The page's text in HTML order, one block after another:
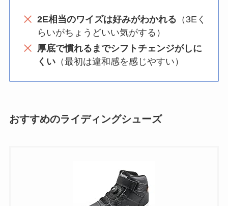
2E相当のワイズは好みがわかれる （3Eく
らいがちょうどいい気がする）
厚底で慣れるまでシフトチェンジがしに
くい（最初は違和感を感じやすい）
おすすめのライディングシューズ